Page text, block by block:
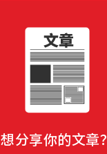
想分享你的文章？